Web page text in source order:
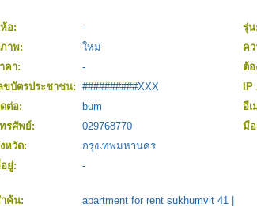
อ: - รุ่น:
าพ:
ใหม่ ค
คา:
- ต้อ
ขบัตรประชาชน: ##########XXX
ต่อ:
bum
อีเ
รศัพย์:
029768770 มื
หวัด:
กรุงเทพมหานคร
ยู่:
-
ค้น: apartment for rent sukhumvit 41